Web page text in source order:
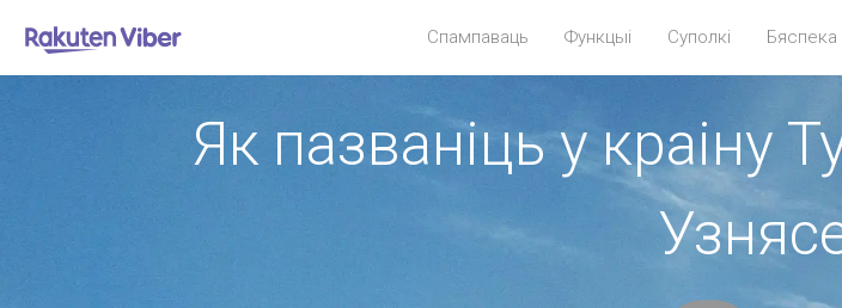
Спампаваць Функцыі Суполкі Бяспека
Як пазваніць у краіну